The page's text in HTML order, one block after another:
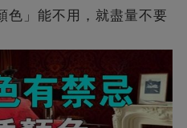
色」能不用，就盡量不要